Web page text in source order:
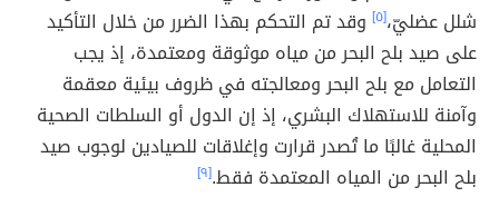
شلل عضليّ،[٥]
وقد تم التحكم بهذا الضرر من خلال التأكيد
على صيد بلح البحر من مياه موثوقة ومعتمدة، إذ يجب
التعامل مع بلح البحر ومعالجته في ظروف بيئية معقمة
وآمنة للاستهلاك البشري، إذ إن الدول أو السلطات الصحية
المحلية غالبًا ما تُصدر قرارت وإغلاقات للصيادين لوجوب صيد
بلح البحر من المياه المعتمدة فقط.[٩]